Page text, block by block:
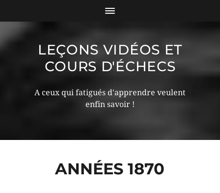
LEÇONS VIDÉOS ET
COURS D'ÉCHECS
A ceux qui fatigués d'apprendre veulent
enfin savoir !
ANNÉES 1870